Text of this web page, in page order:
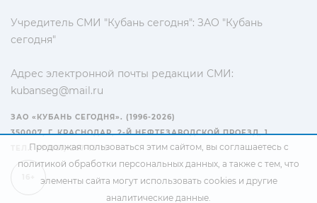
Учредитель СМИ "Кубань сегодня": ЗАО "Кубань
сегодня"
Адрес электронной почты редакции СМИ:
kubanseg@mail.ru
ЗАО «КУБАНЬ СЕГОДНЯ». (1996-2026)
350007, Г. КРАСНОДАР, 2-Й НЕФТЕЗАВОДСКОЙ ПРОЕЗД, 1
ТЕЛ.: +7(861) 267-15-15
Продолжая пользоваться этим сайтом, вы соглашаетесь с
политикой обработки персональных данных, а также с тем, что
элементы сайта могут использовать cookies и другие
аналитические данные.